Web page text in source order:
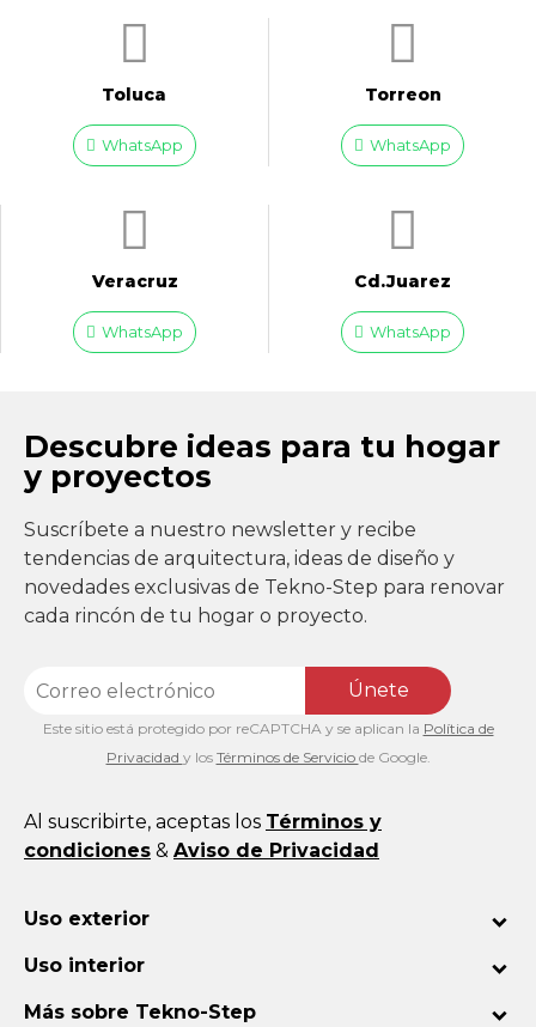
Toluca
WhatsApp
Torreon
WhatsApp
Veracruz
WhatsApp
Cd.Juarez
WhatsApp
Descubre ideas para tu hogar
y proyectos
Suscríbete a nuestro newsletter y recibe
tendencias de arquitectura, ideas de diseño y
novedades exclusivas de Tekno-Step para renovar
cada rincón de tu hogar o proyecto.
Únete
Este sitio está protegido por reCAPTCHA y se aplican la Política de
Privacidad y los Términos de Servicio de Google.
Al suscribirte, aceptas los Términos y
condiciones & Aviso de Privacidad
Uso exterior
Uso interior
Más sobre Tekno-Step